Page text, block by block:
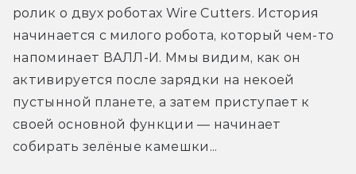
ролик о двух роботах Wire Cutters. История
начинается с милого робота, который чем-то
напоминает ВАЛЛ-И. Ммы видим, как он
активируется после зарядки на некоей
пустынной планете, а затем приступает к
своей основной функции — начинает
собирать зелёные камешки...